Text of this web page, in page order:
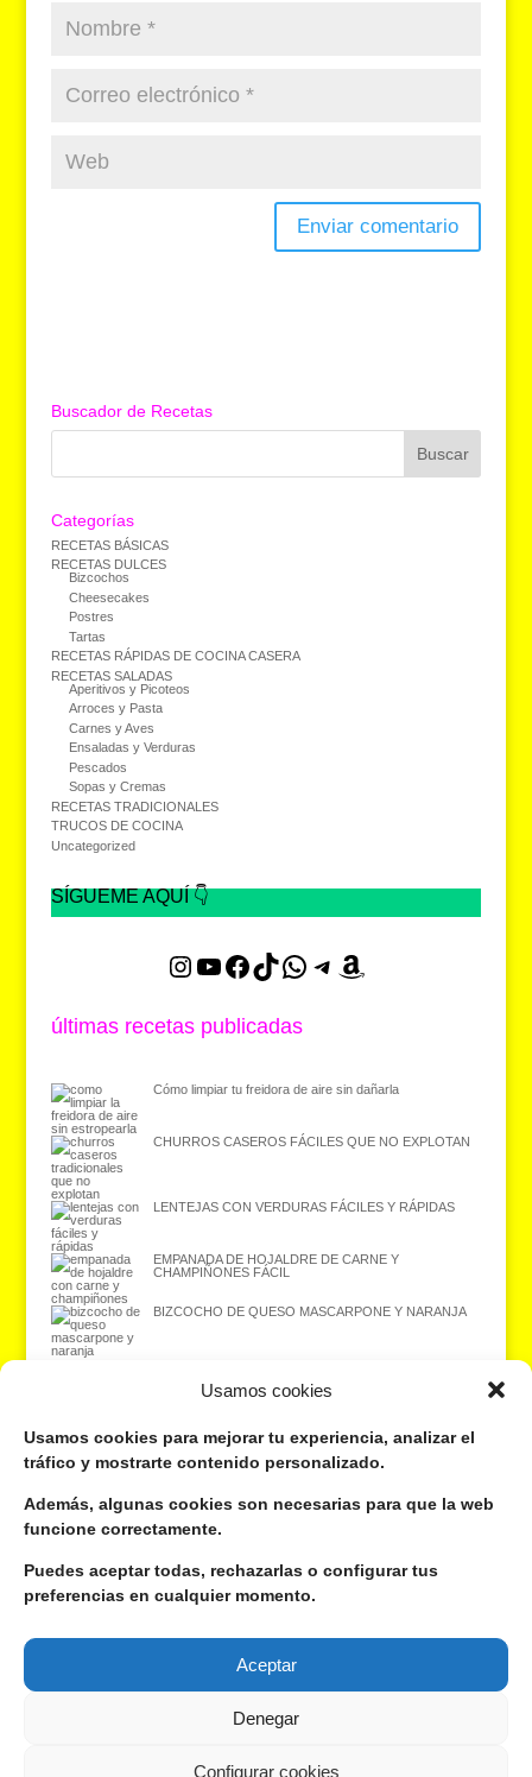
Usamos cookies
Usamos cookies para mejorar tu experiencia, analizar el
tráfico y mostrarte contenido personalizado.
Además, algunas cookies son necesarias para que la web
funcione correctamente.
Puedes aceptar todas, rechazarlas o configurar tus
preferencias en cualquier momento.
Aceptar
Denegar
Configurar cookies
Buscador de Recetas
Categorías
RECETAS BÁSICAS
RECETAS DULCES
Bizcochos
Cheesecakes
Postres
Tartas
RECETAS RÁPIDAS DE COCINA CASERA
RECETAS SALADAS
Aperitivos y Picoteos
Arroces y Pasta
Carnes y Aves
Ensaladas y Verduras
Pescados
Sopas y Cremas
RECETAS TRADICIONALES
TRUCOS DE COCINA
Uncategorized
SÍGUEME AQUÍ 👇
Instagram
YouTube
Facebook
TikTok
WhatsApp
Telegram
Amazon
últimas recetas publicadas
Cómo limpiar tu freidora de aire sin dañarla
CHURROS CASEROS FÁCILES QUE NO EXPLOTAN
LENTEJAS CON VERDURAS FÁCILES Y RÁPIDAS
EMPANADA DE HOJALDRE DE CARNE Y
CHAMPIÑONES FÁCIL
BIZCOCHO DE QUESO MASCARPONE Y NARANJA
aquí!
Dirección de correo electrónico: